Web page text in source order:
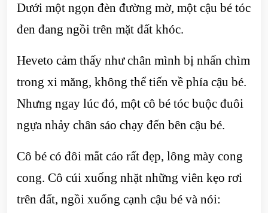
Dưới một ngọn đèn đường mờ, một cậu bé tóc
đen đang ngồi trên mặt đất khóc.
Heveto cảm thấy như chân mình bị nhấn chìm
trong xi măng, không thể tiến về phía cậu bé.
Nhưng ngay lúc đó, một cô bé tóc buộc đuôi
ngựa nhảy chân sáo chạy đến bên cậu bé.
Cô bé có đôi mắt cáo rất đẹp, lông mày cong
cong. Cô cúi xuống nhặt những viên kẹo rơi
trên đất, ngồi xuống cạnh cậu bé và nói: